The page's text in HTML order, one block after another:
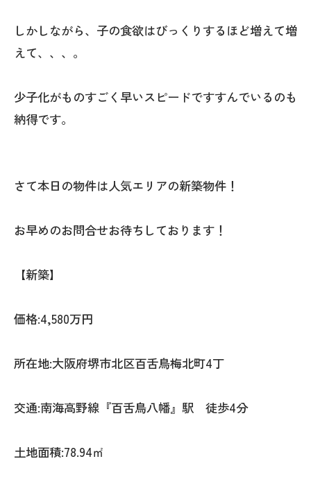
しかしながら、子の食欲はびっくりするほど増えて増
えて、、、。
少子化がものすごく早いスピードですすんでいるのも
納得です。
さて本日の物件は人気エリアの新築物件！
お早めのお問合せお待ちしております！
【新築】
価格:4,580万円
所在地:大阪府堺市北区百舌鳥梅北町4丁
交通:南海高野線『百舌鳥八幡』駅 徒歩4分
土地面積:78.94㎡